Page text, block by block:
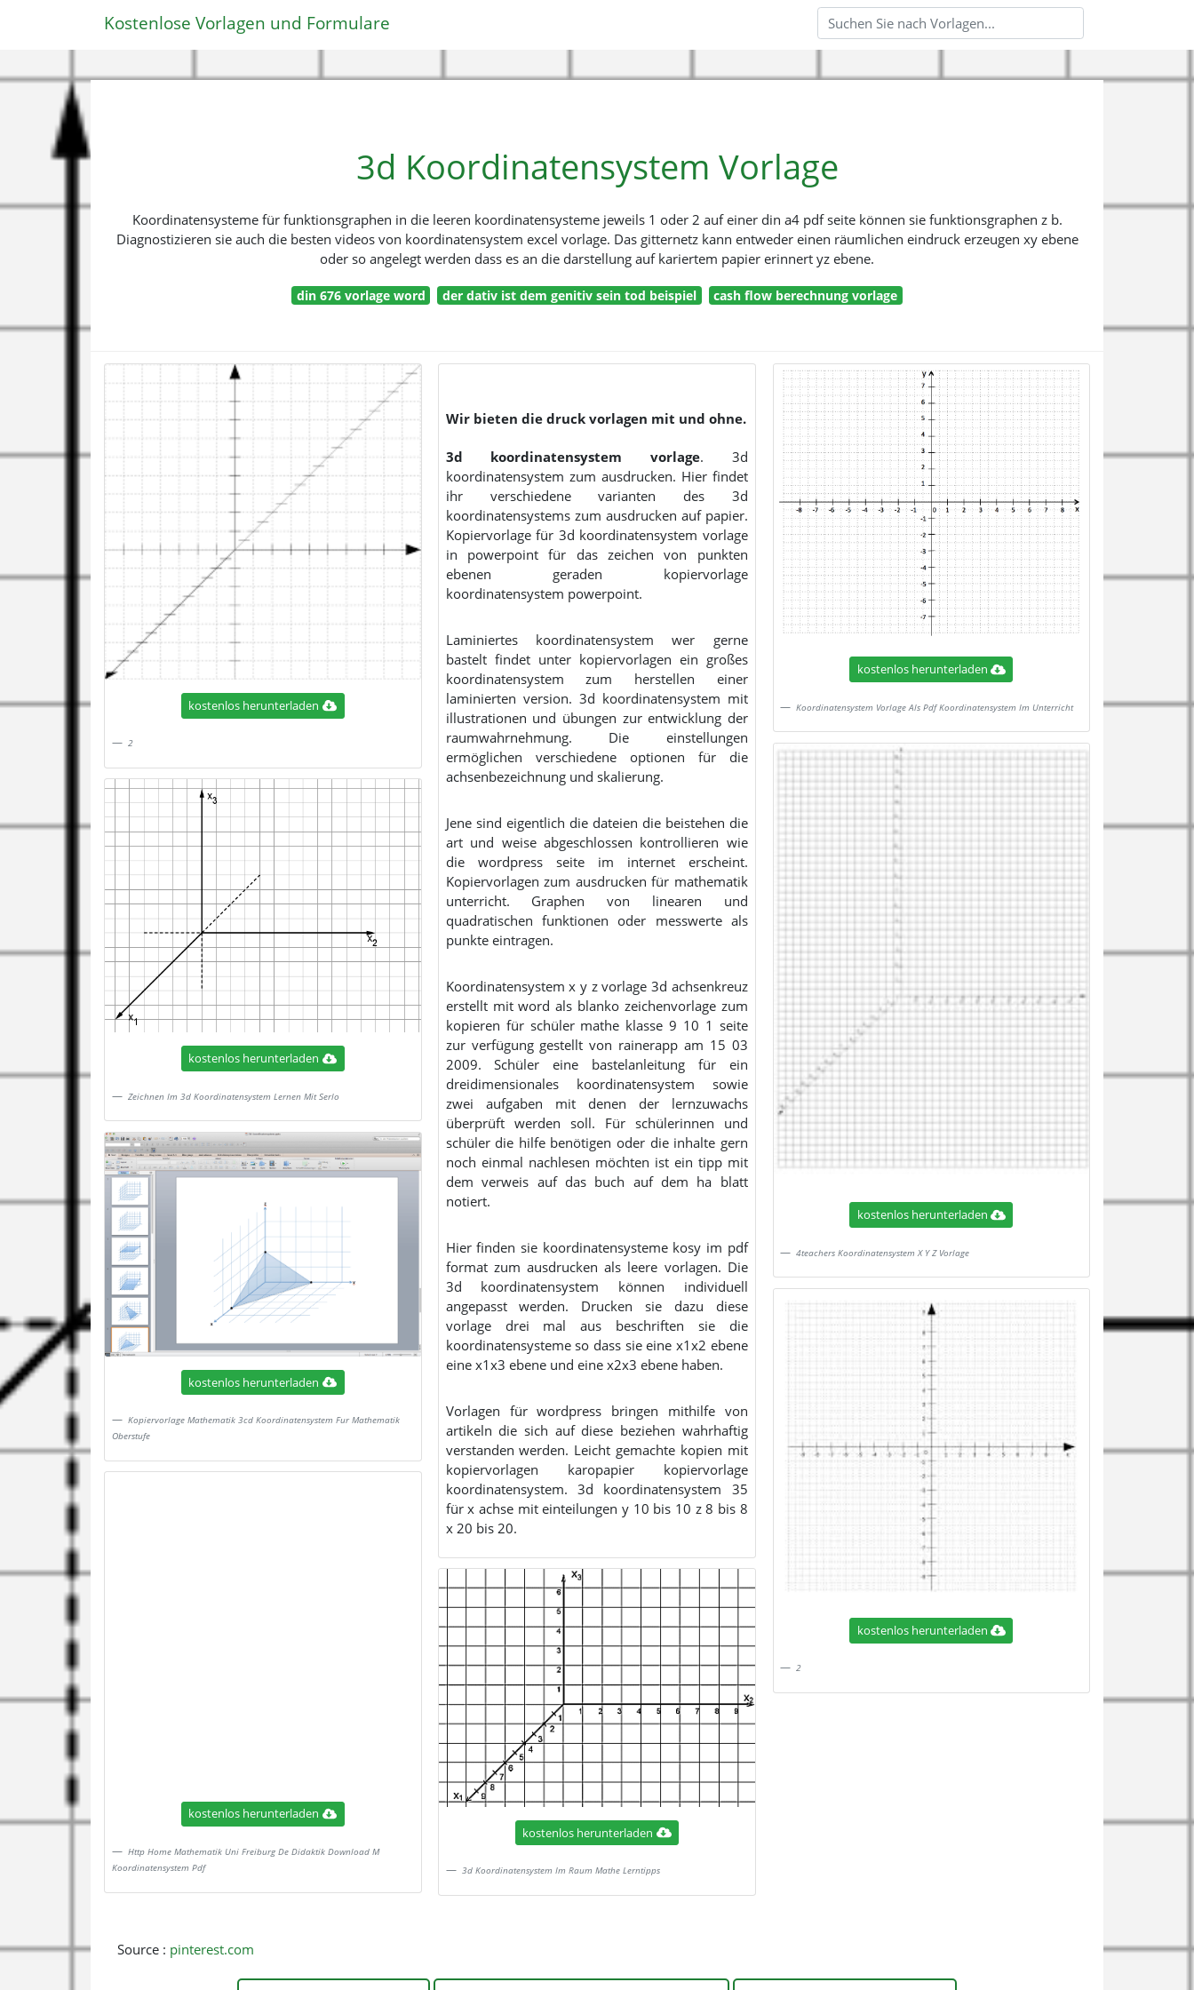
Kostenlose Vorlagen und Formulare
3d Koordinatensystem Vorlage
Koordinatensysteme für funktionsgraphen in die leeren koordinatensysteme jeweils 1 oder 2 auf einer din a4 pdf seite können sie funktionsgraphen z b.
Diagnostizieren sie auch die besten videos von koordinatensystem excel vorlage. Das gitternetz kann entweder einen räumlichen eindruck erzeugen xy ebene
oder so angelegt werden dass es an die darstellung auf kariertem papier erinnert yz ebene.
din 676 vorlage word der dativ ist dem genitiv sein tod beispiel cash flow berechnung vorlage
kostenlos herunterladen
2
kostenlos herunterladen
Zeichnen Im 3d Koordinatensystem Lernen Mit Serlo
kostenlos herunterladen
Kopiervorlage Mathematik 3cd Koordinatensystem Fur Mathematik
Oberstufe
kostenlos herunterladen
Http Home Mathematik Uni Freiburg De Didaktik Download M
Koordinatensystem Pdf
Wir bieten die druck vorlagen mit und ohne.
3d koordinatensystem vorlage. 3d
koordinatensystem zum ausdrucken. Hier findet
ihr verschiedene varianten des 3d
koordinatensystems zum ausdrucken auf papier.
Kopiervorlage für 3d koordinatensystem vorlage
in powerpoint für das zeichen von punkten
ebenen geraden kopiervorlage
koordinatensystem powerpoint.
Laminiertes koordinatensystem wer gerne
bastelt findet unter kopiervorlagen ein großes
koordinatensystem zum herstellen einer
laminierten version. 3d koordinatensystem mit
illustrationen und übungen zur entwicklung der
raumwahrnehmung. Die einstellungen
ermöglichen verschiedene optionen für die
achsenbezeichnung und skalierung.
Jene sind eigentlich die dateien die beistehen die
art und weise abgeschlossen kontrollieren wie
die wordpress seite im internet erscheint.
Kopiervorlagen zum ausdrucken für mathematik
unterricht. Graphen von linearen und
quadratischen funktionen oder messwerte als
punkte eintragen.
Koordinatensystem x y z vorlage 3d achsenkreuz
erstellt mit word als blanko zeichenvorlage zum
kopieren für schüler mathe klasse 9 10 1 seite
zur verfügung gestellt von rainerapp am 15 03
2009. Schüler eine bastelanleitung für ein
dreidimensionales koordinatensystem sowie
zwei aufgaben mit denen der lernzuwachs
überprüft werden soll. Für schülerinnen und
schüler die hilfe benötigen oder die inhalte gern
noch einmal nachlesen möchten ist ein tipp mit
dem verweis auf das buch auf dem ha blatt
notiert.
Hier finden sie koordinatensysteme kosy im pdf
format zum ausdrucken als leere vorlagen. Die
3d koordinatensystem können individuell
angepasst werden. Drucken sie dazu diese
vorlage drei mal aus beschriften sie die
koordinatensysteme so dass sie eine x1x2 ebene
eine x1x3 ebene und eine x2x3 ebene haben.
Vorlagen für wordpress bringen mithilfe von
artikeln die sich auf diese beziehen wahrhaftig
verstanden werden. Leicht gemachte kopien mit
kopiervorlagen karopapier kopiervorlage
koordinatensystem. 3d koordinatensystem 35
für x achse mit einteilungen y 10 bis 10 z 8 bis 8
x 20 bis 20.
kostenlos herunterladen
3d Koordinatensystem Im Raum Mathe Lerntipps
kostenlos herunterladen
Koordinatensystem Vorlage Als Pdf Koordinatensystem Im Unterricht
kostenlos herunterladen
4teachers Koordinatensystem X Y Z Vorlage
kostenlos herunterladen
2
Source : pinterest.com